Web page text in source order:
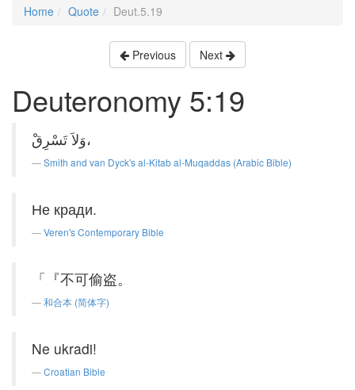
Home Quote Deut.5.19
Previous Next
Deuteronomy 5:19
وَلاَ تَسْرِقْ،
Smith and van Dyck's al-Kitab al-Muqaddas (Arabic Bible)
Не кради.
Veren's Contemporary Bible
「『不可偷盗。
和合本 (简体字)
Ne ukradi!
Croatian Bible